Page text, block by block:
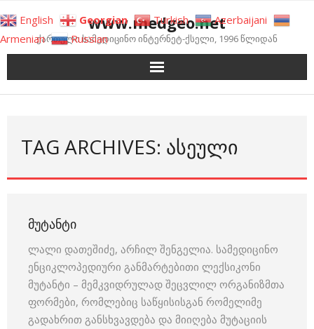
to
content
www.medgeo.net
ქართული სამედიცინო ინტერნეტ-ქსელი, 1996 წლიდან
TAG ARCHIVES: ᲐᲡᲔᲣᲚᲘ
ᲛᲣᲢᲐᲜᲢᲘ
ლალი დათეშიძე, არჩილ შენგელია. სამედიცინო
ენციკლოპედიური განმარტებითი ლექსიკონი
მუტანტი – მემკვიდრულად შეცვლილ ორგანიზმთა
ფორმები, რომლებიც საწყისისგან რომელიმე
გადახრით განსხვავდება და მიიღება მუტაციის
English Georgian Turkish
Azerbaijani
Armenian
Russian